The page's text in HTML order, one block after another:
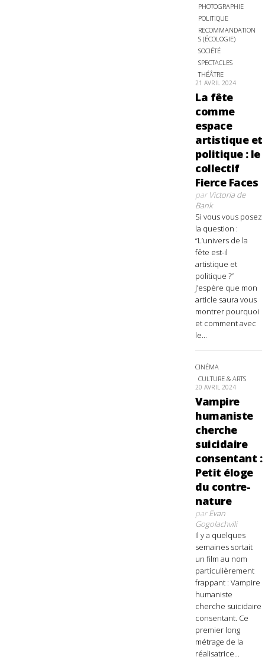
PHOTOGRAPHIE
POLITIQUE
RECOMMANDATION
S (ÉCOLOGIE)
SOCIÉTÉ
SPECTACLES
THÉÂTRE
21 AVRIL 2024
La fête
comme
espace
artistique et
politique : le
collectif
Fierce Faces
parVictoria de
Bank
Si vous vous posez
la question :
“L’univers de la
fête est-il
artistique et
politique ?”
J’espère que mon
article saura vous
montrer pourquoi
et comment avec
le...
CINÉMA
CULTURE & ARTS
20 AVRIL 2024
Vampire
humaniste
cherche
suicidaire
consentant :
Petit éloge
du contre-
nature
parEvan
Gogolachvili
Il y a quelques
semaines sortait
un film au nom
particulièrement
frappant : Vampire
humaniste
cherche suicidaire
consentant. Ce
premier long
métrage de la
réalisatrice...